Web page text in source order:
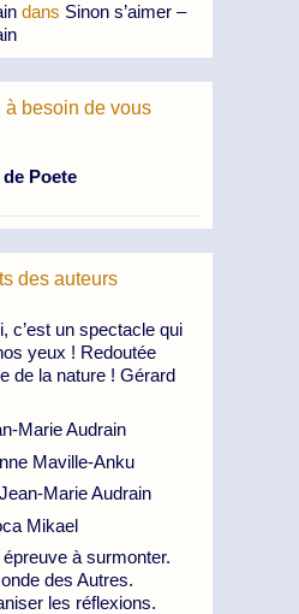
dans Sinon s’aimer –
à besoin de vous
Poete
des auteurs
c’est un spectacle qui
yeux ! Redoutée
de la nature ! Gérard
Marie Audrain
Maville-Anku
Marie Audrain
Mikael
à surmonter.
des Autres.
les réflexions.